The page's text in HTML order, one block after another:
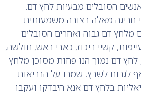
הסובלים מבעיות לחץ דם.
התקינים לאדם מבוגר עומדים בממוצע על 120/80 וכי חריגה מאלה בצורה משמעותית
מלחץ דם גבוה ואחרים הסובלים
קשיי ריכוז, כאבי ראש, חולשה,
דם נמוך הנו פחות מסוכן מלחץ
לגרום לשבץ. שמרו על הבריאות
בלחץ דם אנא היבדקו ועקבו